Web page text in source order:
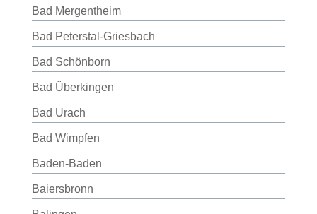
Bad Mergentheim
Bad Peterstal-Griesbach
Bad Schönborn
Bad Überkingen
Bad Urach
Bad Wimpfen
Baden-Baden
Baiersbronn